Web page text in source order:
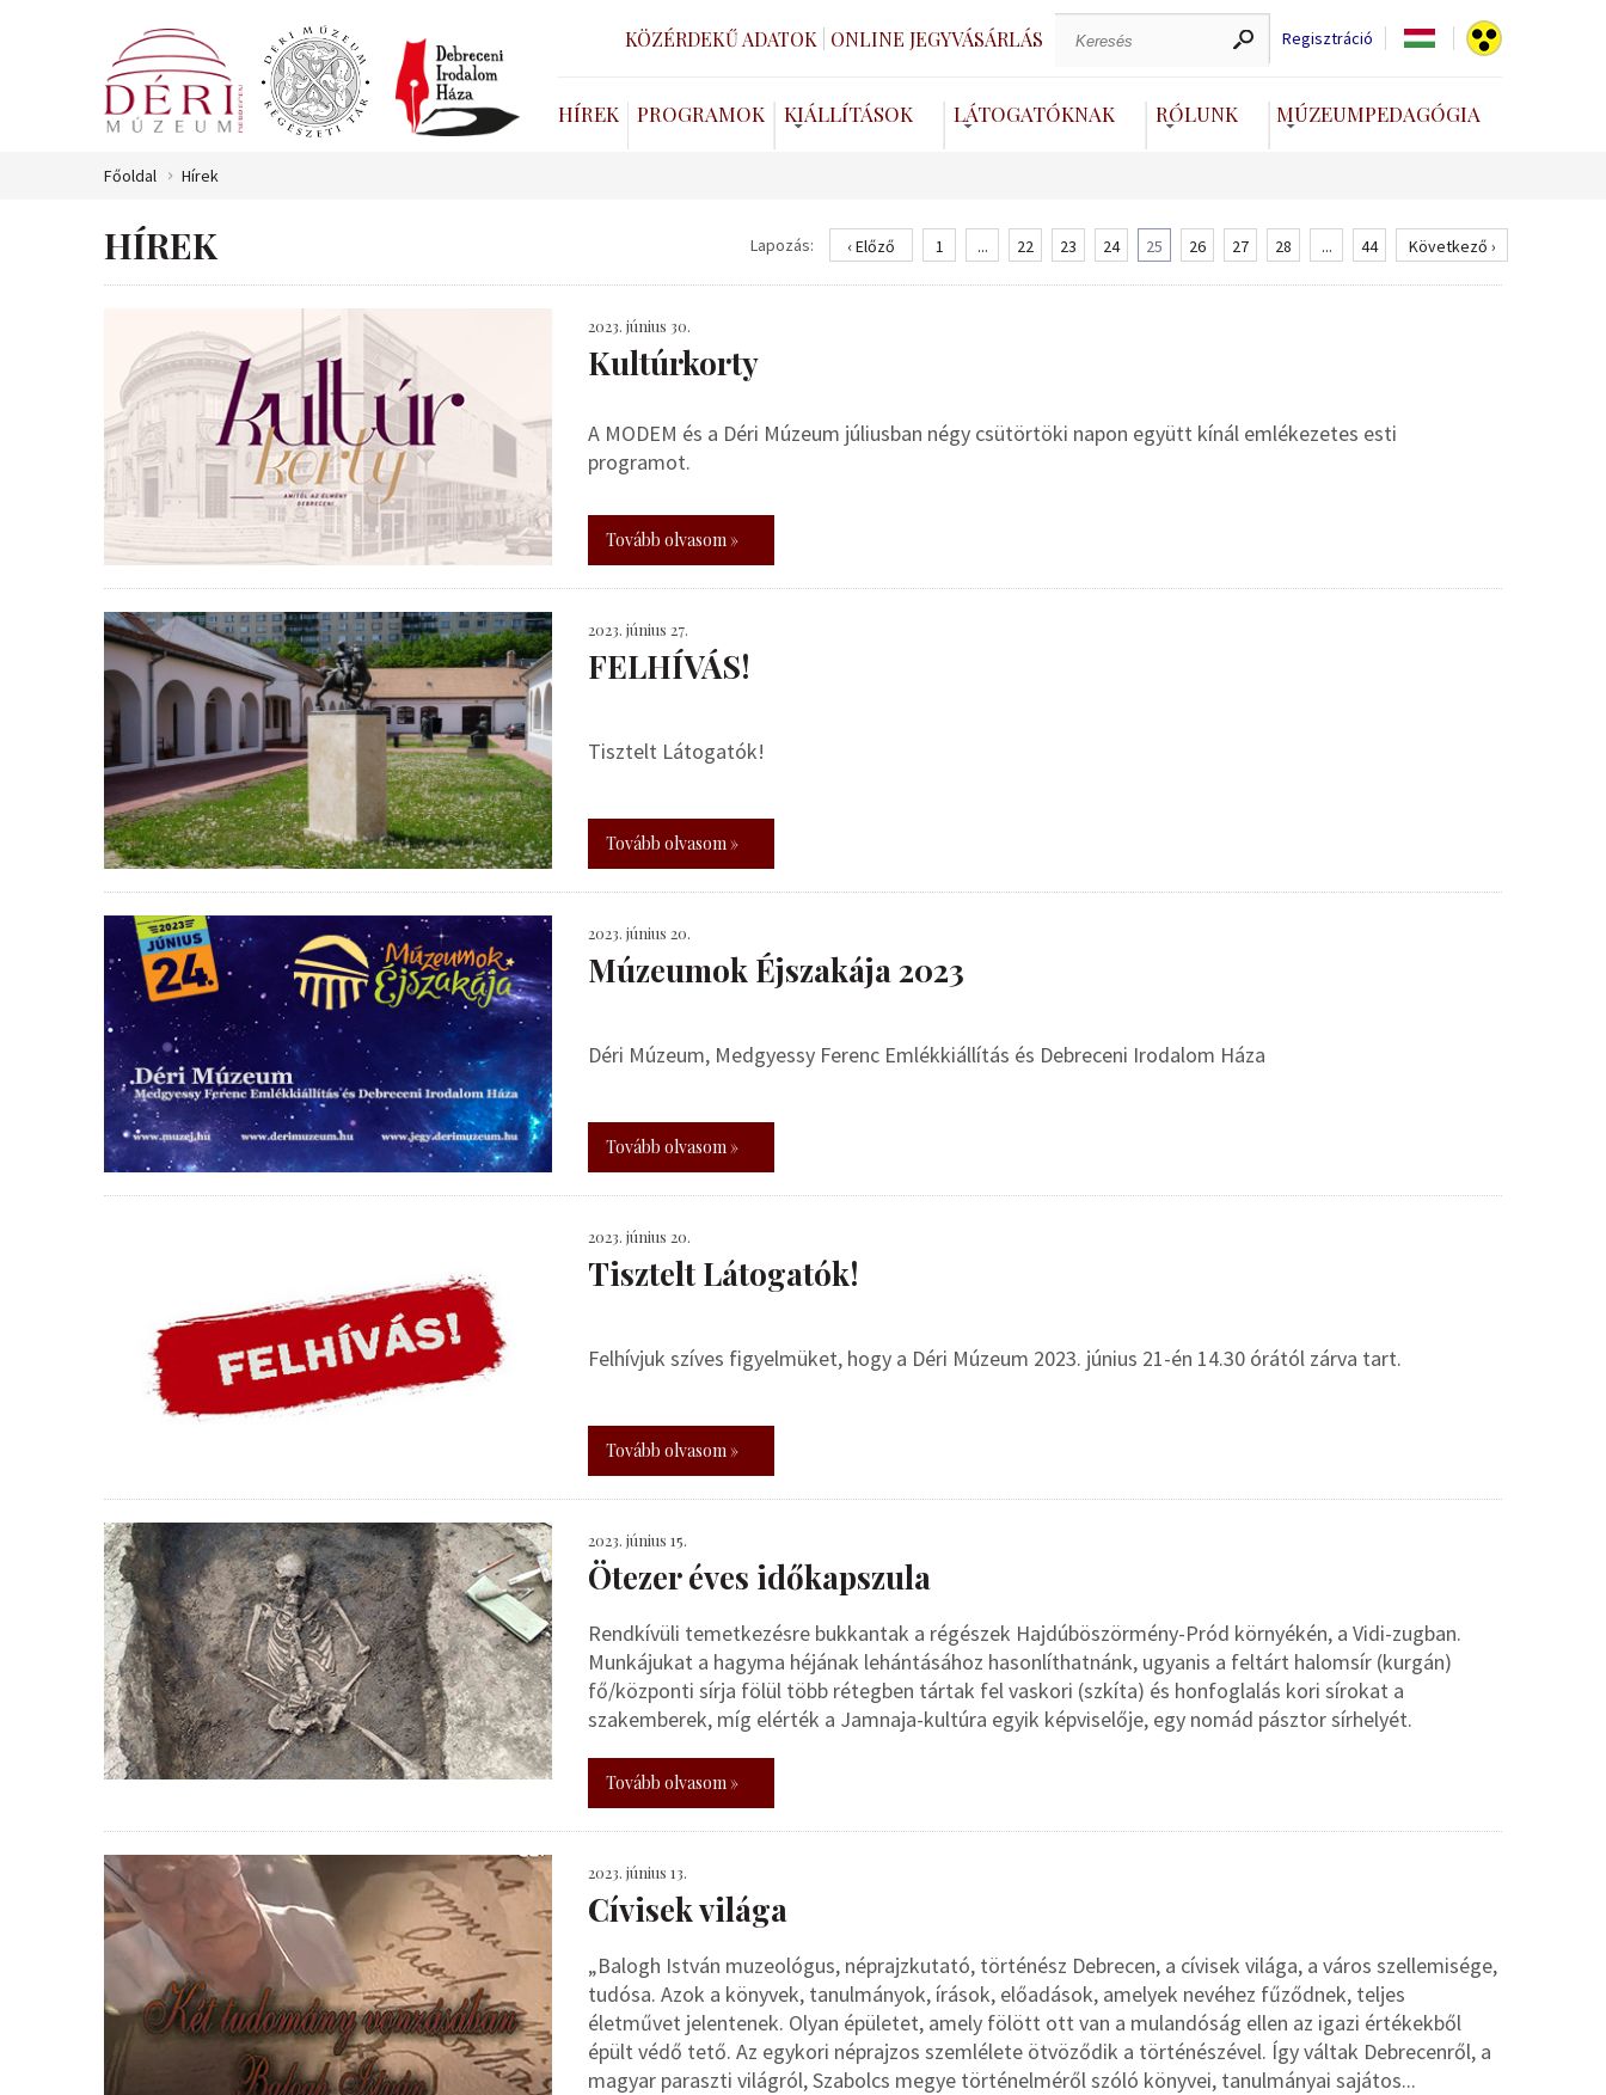
KÖZÉRDEKŰ ADATOK ONLINE JEGYVÁSÁRLÁS Regisztráció
HÍREK PROGRAMOK KIÁLLÍTÁSOK LÁTOGATÓKNAK RÓLUNK MÚZEUMPEDAGÓGIA
Főoldal Hírek
HÍREK Lapozás: ‹ Előző 1 ... 22 23 24 25 26 27 28 ... 44 Következő ›
2023. június 30.
Kultúrkorty
A MODEM és a Déri Múzeum júliusban négy csütörtöki napon együtt kínál emlékezetes esti
programot.
Tovább olvasom »
2023. június 27.
FELHÍVÁS!
Tisztelt Látogatók!
Tovább olvasom »
2023. június 20.
Múzeumok Éjszakája 2023
Déri Múzeum, Medgyessy Ferenc Emlékkiállítás és Debreceni Irodalom Háza
Tovább olvasom »
2023. június 20.
Tisztelt Látogatók!
Felhívjuk szíves figyelmüket, hogy a Déri Múzeum 2023. június 21-én 14.30 órától zárva tart.
Tovább olvasom »
2023. június 15.
Ötezer éves időkapszula
Rendkívüli temetkezésre bukkantak a régészek Hajdúböszörmény-Pród környékén, a Vidi-zugban.
Munkájukat a hagyma héjának lehántásához hasonlíthatnánk, ugyanis a feltárt halomsír (kurgán)
fő/központi sírja fölül több rétegben tártak fel vaskori (szkíta) és honfoglalás kori sírokat a
szakemberek, míg elérték a Jamnaja-kultúra egyik képviselője, egy nomád pásztor sírhelyét.
Tovább olvasom »
2023. június 13.
Cívisek világa
„Balogh István muzeológus, néprajzkutató, történész Debrecen, a cívisek világa, a város szellemisége,
tudósa. Azok a könyvek, tanulmányok, írások, előadások, amelyek nevéhez fűződnek, teljes
életművet jelentenek. Olyan épületet, amely fölött ott van a mulandóság ellen az igazi értékekből
épült védő tető. Az egykori néprajzos szemlélete ötvöződik a történészével. Így váltak Debrecenről, a
magyar paraszti világról, Szabolcs megye történelméről szóló könyvei, tanulmányai sajátos...